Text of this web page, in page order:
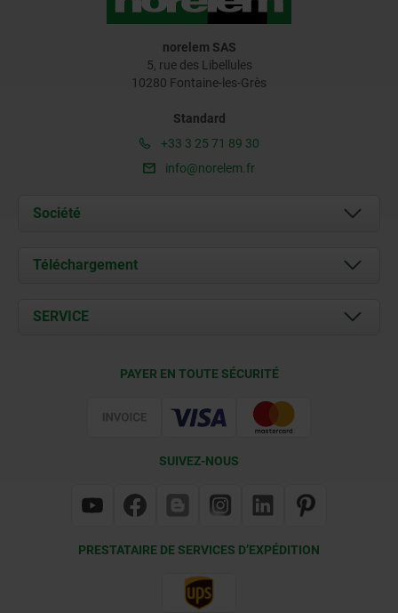
norelem SAS
5, rue des Libellules
10280 Fontaine-les-Grès
Standard
+33 3 25 71 89 30
info@norelem.fr
Société
À propos de nous
Contact
Téléchargement
Documents
SERVICE
PAYER EN TOUTE SÉCURITÉ
SUIVEZ-NOUS
PRESTATAIRE DE SERVICES D’EXPÉDITION